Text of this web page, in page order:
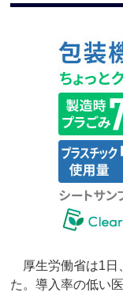
厚生労働省は1日
た。導入率の低い